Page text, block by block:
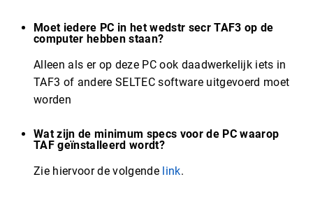
Moet iedere PC in het wedstr secr TAF3 op de
computer hebben staan?
Alleen als er op deze PC ook daadwerkelijk iets in
TAF3 of andere SELTEC software uitgevoerd moet
worden
Wat zijn de minimum specs voor de PC waarop
TAF geïnstalleerd wordt?
Zie hiervoor de volgende link.